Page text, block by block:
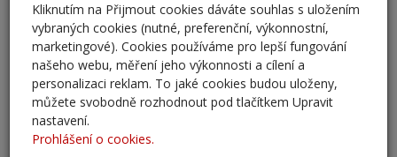
přestup 6. ročník 2026
5. 6. 2026
Přestup žáků do 6. ročníku na naši školu pro školní
rok 2026/202
25. 5. 2026
Kliknutím na Přijmout cookies dáváte souhlas s uložením
vybraných cookies (nutné, preferenční, výkonnostní,
marketingové). Cookies používáme pro lepší fungování
našeho webu, měření jeho výkonnosti a cílení a
personalizaci reklam. To jaké cookies budou uloženy,
můžete svobodně rozhodnout pod tlačítkem Upravit
nastavení.
Prohlášení o cookies.